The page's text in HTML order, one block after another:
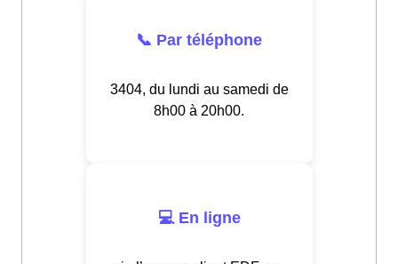
📞 Par téléphone
3404, du lundi au samedi de
8h00 à 20h00.
💻 En ligne